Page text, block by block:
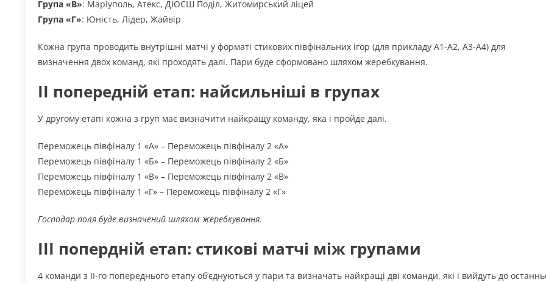
Група «В»: Маріуполь, Атекс, ДЮСШ Поділ, Житомирський ліцей
Група «Г»: Юність, Лідер, Жайвір
Кожна група проводить внутрішні матчі у форматі стикових півфінальних ігор (для прикладу А1-А2, А3-А4) для
визначення двох команд, які проходять далі. Пари буде сформовано шляхом жеребкування.
ІІ попередній етап: найсильніші в групах
У другому етапі кожна з груп має визначити найкращу команду, яка і пройде далі.
Переможець півфіналу 1 «А» – Переможець півфіналу 2 «А»
Переможець півфіналу 1 «Б» – Переможець півфіналу 2 «Б»
Переможець півфіналу 1 «В» – Переможець півфіналу 2 «В»
Переможець півфіналу 1 «Г» – Переможець півфіналу 2 «Г»
Господар поля буде визначений шляхом жеребкування.
ІІІ попердній етап: стикові матчі між групами
4 команди з ІІ-го попереднього етапу об’єднуються у пари та визначать найкращі дві команди, які і вийдуть до